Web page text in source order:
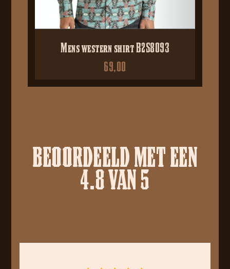
Mens western shirt B2S8093
69,00
BEOORDEELD MET EEN
4.8 VAN 5